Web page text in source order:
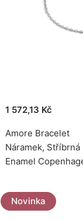
1 572,13 Kč
Amore Bracelet
Náramek,
Enamel
Novinka